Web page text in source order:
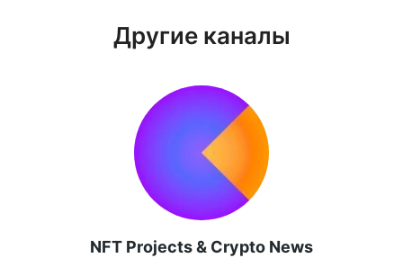
Другие каналы
NFT Projects & Crypto News